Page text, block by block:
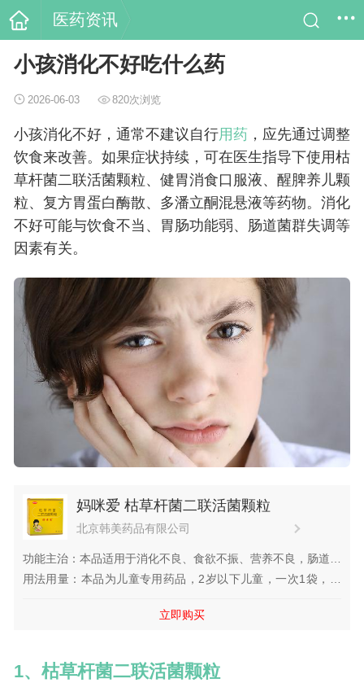
医药资讯
小孩消化不好吃什么药
2026-06-03 820次浏览
小孩消化不好，通常不建议自行用药 ，应先通过调整
饮食来改善。如果症状持续，可在医生指导下使用枯
草杆菌二联活菌颗粒、健胃消食口服液、醒脾养儿颗
粒、复方胃蛋白酶散、多潘立酮混悬液等药物。消化
不好可能与饮食不当、胃肠功能弱、肠道菌群失调等
因素有关。
妈咪爱 枯草杆菌二联活菌颗粒
北京韩美药品有限公司
功能主治：本品适用于消化不良、食欲不振、营养不良，肠道菌
群紊乱引起的腹泻、便秘、腹胀、肠道内异常发酵、肠炎，使用
用法用量：本品为儿童专用药品，2岁以下儿童，一次1袋，一
立即购买
1、枯草杆菌二联活菌颗粒